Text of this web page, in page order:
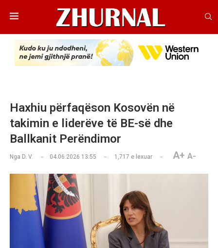
Haxhiu përfaqëson Kosovën në
takimin e liderëve të BE-së dhe
Ballkanit Perëndimor
Nga D. V. 04.06.2026 13:55 1,717 e lexuar A+ A-